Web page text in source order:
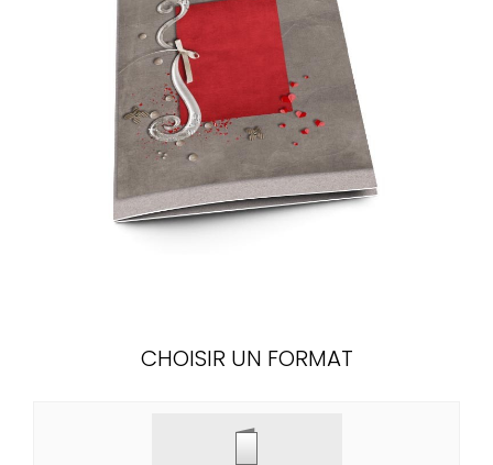
CHOISIR UN FORMAT